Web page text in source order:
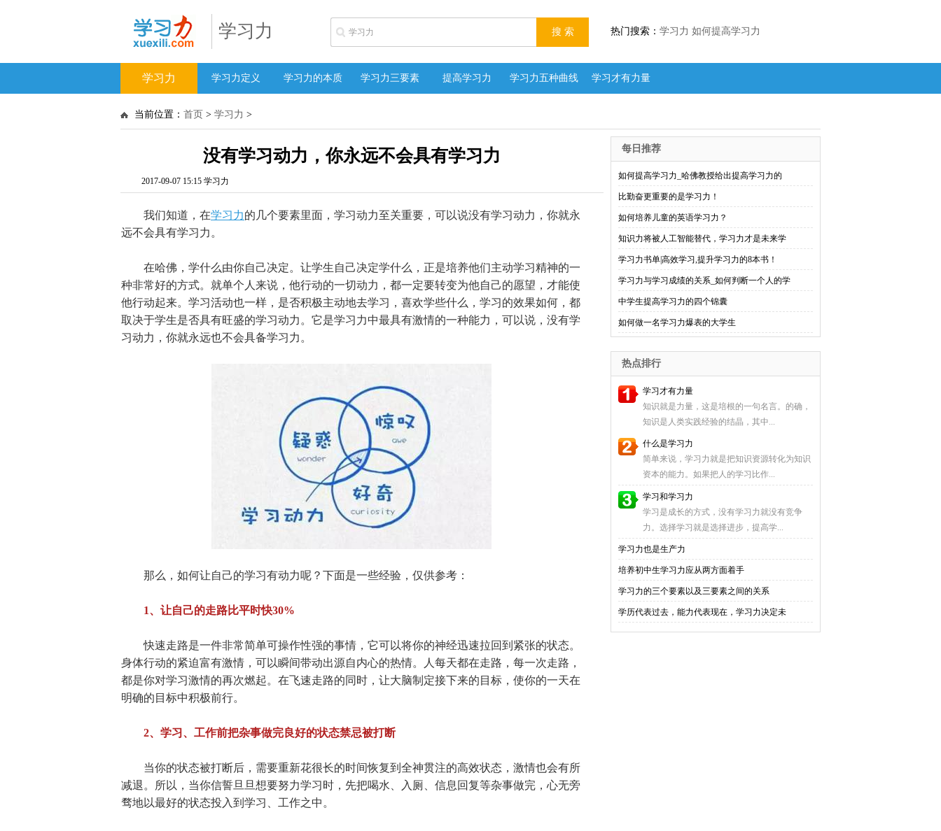
学习力 热门搜索： 学习力 如何提高学习力
学习力 学习力定义 学习力的本质 学习力三要素 提高学习力 学习力五种曲线 学习才有力量
当前位置： 首页 > 学习力 >
没有学习动力，你永远不会具有学习力
2017-09-07 15:15 学习力
我们知道，在学习力的几个要素里面，学习动力至关重要，可以说没有学习动力，你就永
远不会具有学习力。
在哈佛，学什么由你自己决定。让学生自己决定学什么，正是培养他们主动学习精神的一
种非常好的方式。就单个人来说，他行动的一切动力，都一定要转变为他自己的愿望，才能使
他行动起来。学习活动也一样，是否积极主动地去学习，喜欢学些什么，学习的效果如何，都
取决于学生是否具有旺盛的学习动力。它是学习力中最具有激情的一种能力，可以说，没有学
习动力，你就永远也不会具备学习力。
那么，如何让自己的学习有动力呢？下面是一些经验，仅供参考：
1、让自己的走路比平时快30%
快速走路是一件非常简单可操作性强的事情，它可以将你的神经迅速拉回到紧张的状态。
身体行动的紧迫富有激情，可以瞬间带动出源自内心的热情。人每天都在走路，每一次走路，
都是你对学习激情的再次燃起。在飞速走路的同时，让大脑制定接下来的目标，使你的一天在
明确的目标中积极前行。
2、学习、工作前把杂事做完良好的状态禁忌被打断
当你的状态被打断后，需要重新花很长的时间恢复到全神贯注的高效状态，激情也会有所
减退。所以，当你信誓旦旦想要努力学习时，先把喝水、入厕、信息回复等杂事做完，心无旁
骛地以最好的状态投入到学习、工作之中。
每日推荐
如何提高学习力_哈佛教授给出提高学习力的
比勤奋更重要的是学习力！
如何培养儿童的英语学习力？
知识力将被人工智能替代，学习力才是未来学
学习力书单|高效学习,提升学习力的8本书！
学习力与学习成绩的关系_如何判断一个人的学
中学生提高学习力的四个锦囊
如何做一名学习力爆表的大学生
热点排行
学习才有力量
知识就是力量，这是培根的一句名言。的确，
知识是人类实践经验的结晶，其中...
什么是学习力
简单来说，学习力就是把知识资源转化为知识
资本的能力。如果把人的学习比作...
学习和学习力
学习是成长的方式，没有学习力就没有竞争
力。选择学习就是选择进步，提高学...
学习力也是生产力
培养初中生学习力应从两方面着手
学习力的三个要素以及三要素之间的关系
学历代表过去，能力代表现在，学习力决定未